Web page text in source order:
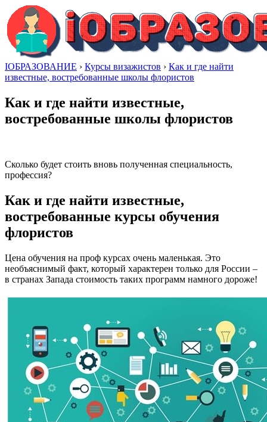
IОБРАЗОВАНИЕ › Курсы визажистов › Как и где найти
известные, востребованные школы флористов
Как и где найти известные,
востребованные школы флористов
Сколько будет стоить вновь полученная специальность,
профессия?
Как и где найти известные,
востребованные курсы обучения
флористов
Цена обучения на проф курсах очень маленькая. Это
необъяснимый факт, который характерен только для России –
в странах Запада стоимость таких программ намного дороже!